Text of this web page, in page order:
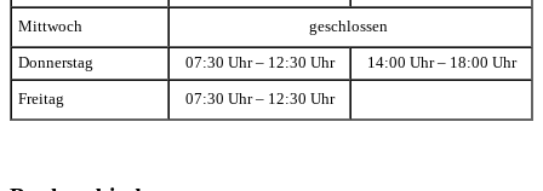
Mittwoch geschlossen
Donnerstag 07:30 Uhr – 12:30 Uhr 14:00 Uhr – 18:00 Uhr
Freitag 07:30 Uhr – 12:30 Uhr